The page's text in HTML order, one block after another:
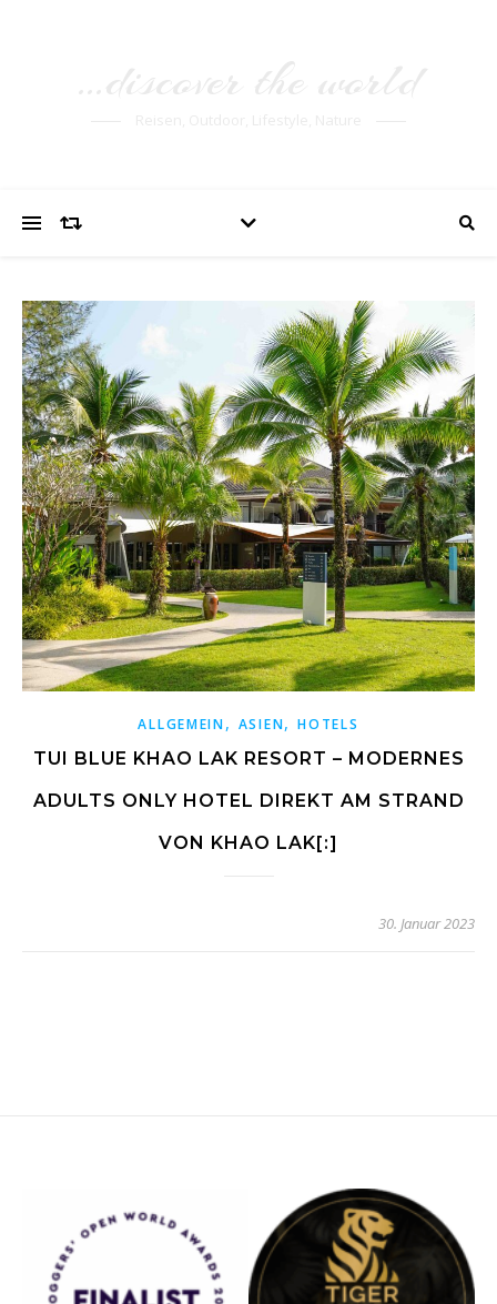
ALLGEMEIN, ASIEN,HOTELS
TUI BLUE KHAO LAK RESORT – MODERNES
ADULTS ONLY HOTEL DIREKT AM STRAND
VON KHAO LAK[:]
30. Januar 2023